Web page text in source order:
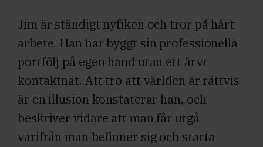
Jim är ständigt nyfiken och tror på hårt
arbete. Han har byggt sin professionella
portfölj på egen hand utan ett ärvt
kontaktnät. Att tro att världen är rättvis
är en illusion konstaterar han, och
beskriver vidare att man får utgå
varifrån man befinner sig och starta